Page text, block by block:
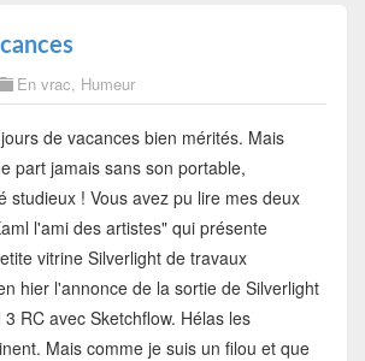
En vrac, Humeur
de vacances bien mérités. Mais
part jamais sans son portable,
studieux ! Vous avez pu lire mes deux
l'ami des artistes" qui présente
vitrine Silverlight de travaux
hier l'annonce de la sortie de Silverlight
RC avec Sketchflow. Hélas les
Mais comme je suis un filou et que